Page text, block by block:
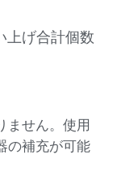
上げ合計個数
ません。使用
の補充が可能